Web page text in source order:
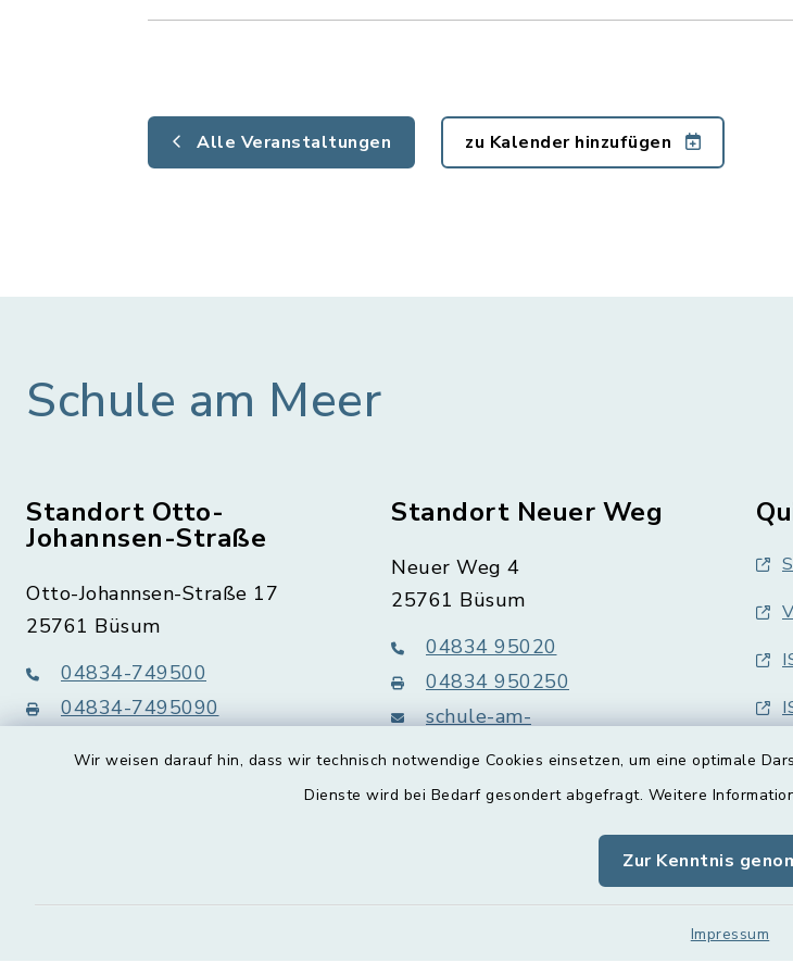
Wir weisen darauf hin, dass wir technisch notwendige Cookies einsetzen, um eine optimale
Dienste wird bei Bedarf gesondert abgefragt. Weitere
Zur Kenntnis
Impressum
Alle Veranstaltungen zu Kalender hinzufügen
Schule am Meer
Standort Otto-
Johannsen-Straße
Otto-Johannsen-Straße 17
25761 Büsum
04834-749500
04834-7495090
meer.buesum@schule.landsh.de
Standort Neuer Weg
Neuer Weg 4
25761 Büsum
04834 95020
04834 950250
schule-am-